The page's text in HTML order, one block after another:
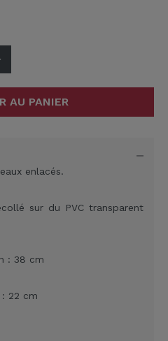
AU PANIER
enlacés.
sur du PVC transparent
: 38 cm
: 22 cm